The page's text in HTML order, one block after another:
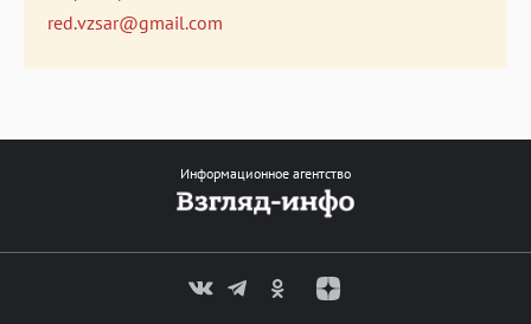
red.vzsar@gmail.com
Информационное агентство